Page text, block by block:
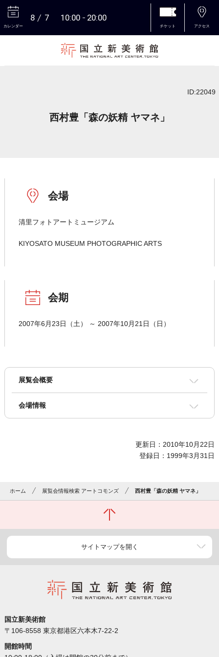
カレンダー
8 7 10:00 20:00
チケット アクセス
ID:22049
西村豊「森の妖精 ヤマネ」
会場
清里フォトアートミュージアム
KIYOSATO MUSEUM PHOTOGRAPHIC ARTS
会期
2007年6月23日（土） ～ 2007年10月21日（日）
展覧会概要
会場情報
更新日：2010年10月22日
登録日：1999年3月31日
ホーム 展覧会情報検索 アートコモンズ 西村豊「森の妖精 ヤマネ」
サイトマップを開く
国立新美術館
〒106-8558 東京都港区六本木7-22-2
開館時間